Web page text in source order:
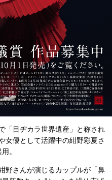
「目ヂカラ世界遺産」と称され
女優として活躍中の紺野彩夏さ
。
野さんが演じるカップルが「鼻